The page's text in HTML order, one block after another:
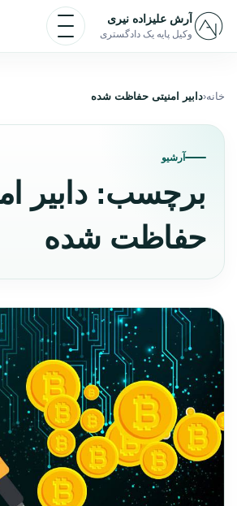
پرش به محتوا
آرش علیزاده نیری
وکیل پایه یک دادگستری
باز و بسته کردن
خانه دابیر امنیتی حفاظت شده
آرشیو
برچسب:دابیر
حفاظت شده